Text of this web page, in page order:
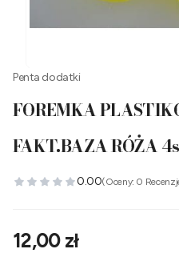
Penta dodatki
FOREMKA
FAKT.BAZA RÓŻA
0.00(Oceny: 0
Cena
12,00 zł